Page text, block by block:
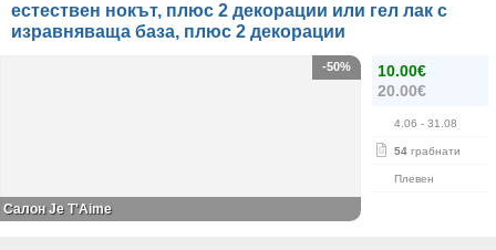
естествен нокът, плюс 2 декорации или гел лак с
изравняваща база, плюс 2 декорации
10.00€
20.00€
4.06 - 31.08
54 грабнати
Плевен
-50%
Салон Je T'Aime